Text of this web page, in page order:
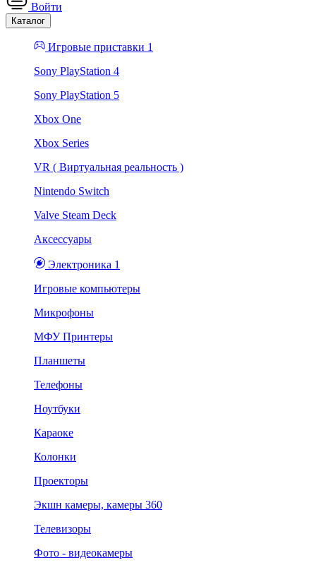
Войти
Каталог
Игровые приставки 1
Sony PlayStation 4
Sony PlayStation 5
Xbox One
Xbox Series
VR ( Виртуальная реальность )
Nintendo Switch
Valve Steam Deck
Аксессуары
Электроника 1
Игровые компьютеры
Микрофоны
МФУ Принтеры
Планшеты
Телефоны
Ноутбуки
Караоке
Колонки
Проекторы
Экшн камеры, камеры 360
Телевизоры
Фото - видеокамеры